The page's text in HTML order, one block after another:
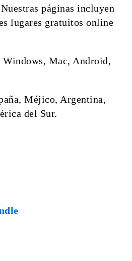
páginas incluyen
lugares gratuitos online
Mac, Android,
Méjico, Argentina,
del Sur.